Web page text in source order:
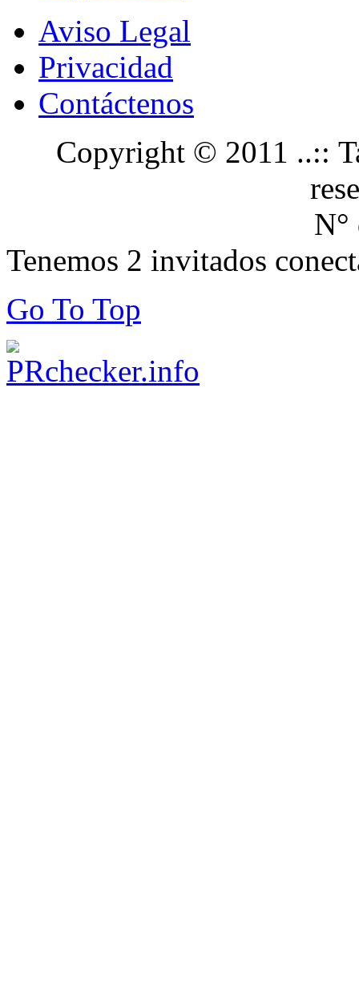
Aviso Legal
Privacidad
Contáctenos
Copyright © 2011 ..::
N°
Tenemos 2 invitados
Go To Top